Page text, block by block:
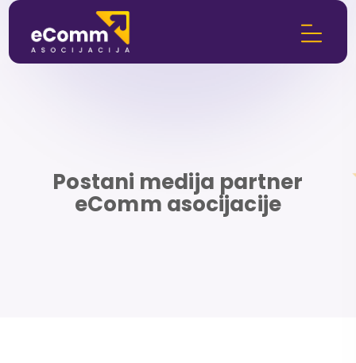
Postani medija partner
eComm asocijacije